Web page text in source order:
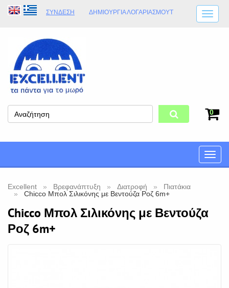
ΣΎΝΔΕΣΗ ΔΗΜΙΟΥΡΓΊΑ ΛΟΓΑΡΙΑΣΜΟΎT
ΩΡΆΡΙΟ ΚΑΤΑΣΤΉΜΑΤΟΣ
ΦΥΣΙΚΌ ΚΑΤΆΣΤΗΜΑ
0
Toggle
Excellent Βρεφανάπτυξη Διατροφή
Πιατάκια
Chicco Μπολ Σιλικόνης με Βεντούζα Ροζ 6m+
Chicco Μπολ Σιλικόνης με Βεντούζα
Ροζ 6m+